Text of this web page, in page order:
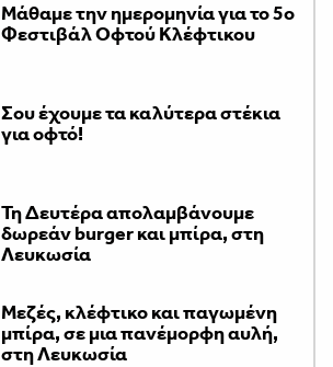
Μάθαμε την ημερομηνία για το 5ο
Φεστιβάλ Οφτού Κλέφτικου
Σου έχουμε τα καλύτερα στέκια
για οφτό!
Τη Δευτέρα απολαμβάνουμε
δωρεάν burger και μπίρα, στη
Λευκωσία
Μεζές, κλέφτικο και παγωμένη
μπίρα, σε μια πανέμορφη αυλή,
στη Λευκωσία